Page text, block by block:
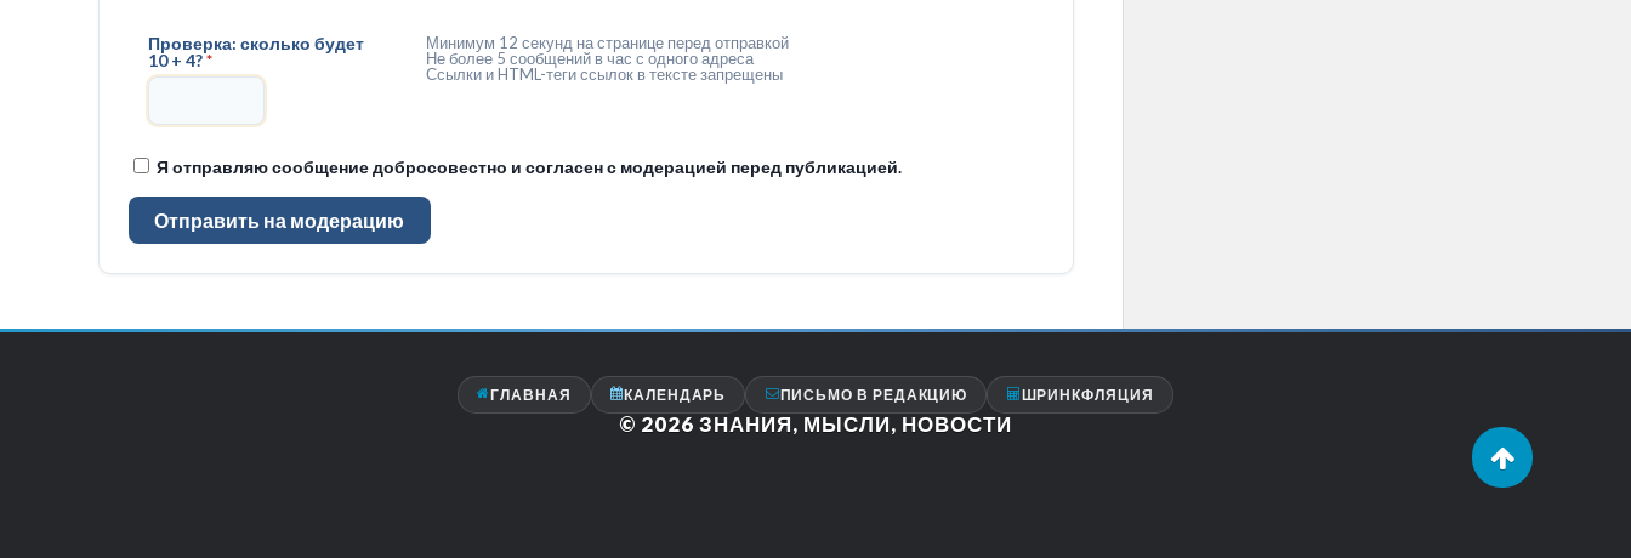
Проверка: сколько будет
10 + 4?*
Минимум 12 секунд на странице перед отправкой
Не более 5 сообщений в час с одного адреса
Ссылки и HTML-теги ссылок в тексте запрещены
Я отправляю сообщение добросовестно и согласен с модерацией перед публикацией.
Отправить на модерацию
ГЛАВНАЯ КАЛЕНДАРЬ ПИСЬМО В РЕДАКЦИЮ ШРИНКФЛЯЦИЯ
© 2026 ЗНАНИЯ, МЫСЛИ, НОВОСТИ